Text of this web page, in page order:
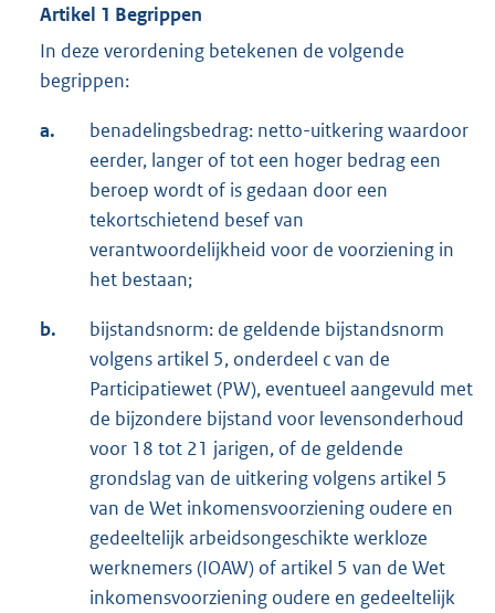
Artikel 1 Begrippen
In deze verordening betekenen de volgende
begrippen:
a.
benadelingsbedrag: netto-uitkering waardoor
eerder, langer of tot een hoger bedrag een
beroep wordt of is gedaan door een
tekortschietend besef van
verantwoordelijkheid voor de voorziening in
het bestaan;
b.
bijstandsnorm: de geldende bijstandsnorm
volgens artikel 5, onderdeel c van de
Participatiewet (PW), eventueel aangevuld met
de bijzondere bijstand voor levensonderhoud
voor 18 tot 21 jarigen, of de geldende
grondslag van de uitkering volgens artikel 5
van de Wet inkomensvoorziening oudere en
gedeeltelijk arbeidsongeschikte werkloze
werknemers (IOAW) of artikel 5 van de Wet
inkomensvoorziening oudere en gedeeltelijk